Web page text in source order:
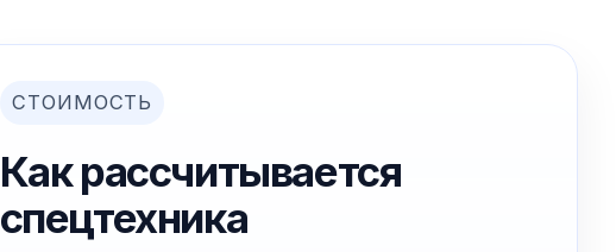
СТОИМОСТЬ
Как рассчитывается
спецтехника